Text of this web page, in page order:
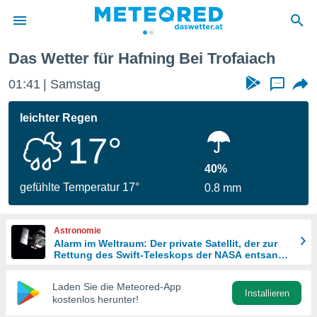
wurde
dass
sind.
diese
Das Wetter für Hafning Bei Trofaiach
01:41 Samstag ...
leichter Regen
17°
gefühlte Temperatur 17°
40%
0.8 mm
Astronomie
Alarm im Weltraum: Der private Satellit, der zur
Rettung des Swift-Teleskops der NASA entsandt
Laden Sie die Meteored-App
kostenlos herunter!
Installieren